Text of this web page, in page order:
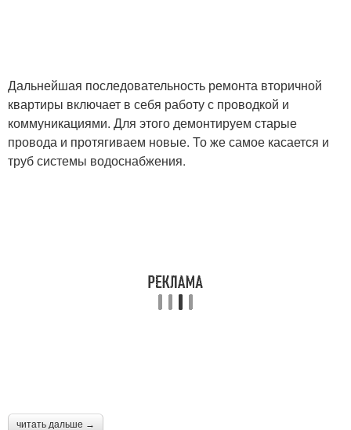
Дальнейшая последовательность ремонта вторичной
квартиры включает в себя работу с проводкой и
коммуникациями. Для этого демонтируем старые
провода и протягиваем новые. То же самое касается и
труб системы водоснабжения.
читать дальше →